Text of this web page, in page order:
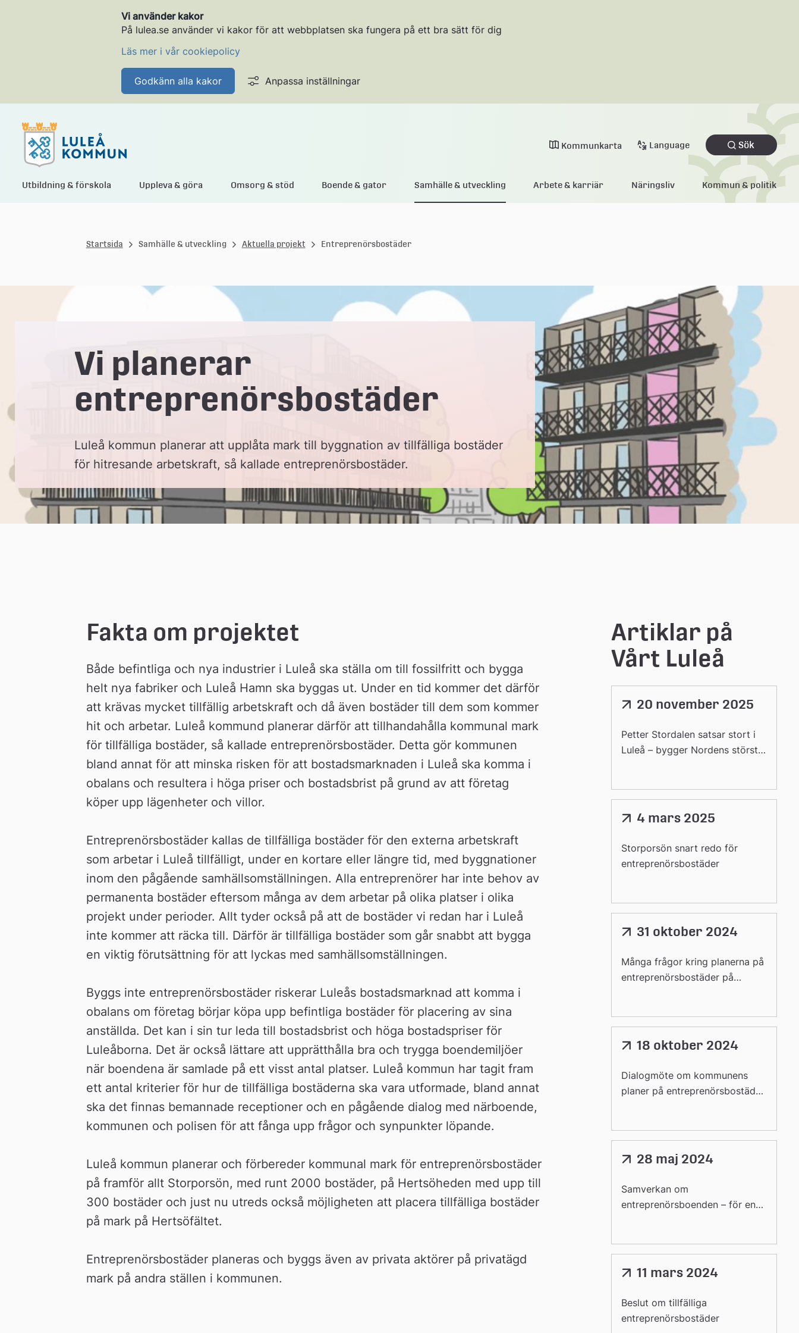
Vi använder kakor
På lulea.se använder vi kakor för att webbplatsen ska fungera på ett bra sätt för dig
Läs mer i vår cookiepolicy
Godkänn alla kakor Anpassa inställningar
L
e
u
Kommunkarta Language Sök
Utbildning & förskola Uppleva & göra Omsorg & stöd Boende & gator Samhälle & utveckling Arbete & karriär Näringsliv Kommun & politik
Startsida Samhälle & utveckling Aktuella projekt Entreprenörsbostäder
Vi planerar
entreprenörsbostäder
Luleå kommun planerar att upplåta mark till byggnation av tillfälliga bostäder
för hitresande arbetskraft, så kallade entreprenörsbostäder.
Fakta om projektet
Både befintliga och nya industrier i Luleå ska ställa om till fossilfritt och bygga
helt nya fabriker och Luleå Hamn ska byggas ut. Under en tid kommer det därför
att krävas mycket tillfällig arbetskraft och då även bostäder till dem som kommer
hit och arbetar. Luleå kommund planerar därför att tillhandahålla kommunal mark
för tillfälliga bostäder, så kallade entreprenörsbostäder. Detta gör kommunen
bland annat för att minska risken för att bostadsmarknaden i Luleå ska komma i
obalans och resultera i höga priser och bostadsbrist på grund av att företag
köper upp lägenheter och villor.
Entreprenörsbostäder kallas de tillfälliga bostäder för den externa arbetskraft
som arbetar i Luleå tillfälligt, under en kortare eller längre tid, med byggnationer
inom den pågående samhällsomställningen. Alla entreprenörer har inte behov av
permanenta bostäder eftersom många av dem arbetar på olika platser i olika
projekt under perioder. Allt tyder också på att de bostäder vi redan har i Luleå
inte kommer att räcka till. Därför är tillfälliga bostäder som går snabbt att bygga
en viktig förutsättning för att lyckas med samhällsomställningen.
Byggs inte entreprenörsbostäder riskerar Luleås bostadsmarknad att komma i
obalans om företag börjar köpa upp befintliga bostäder för placering av sina
anställda. Det kan i sin tur leda till bostadsbrist och höga bostadspriser för
Luleåborna. Det är också lättare att upprätthålla bra och trygga boendemiljöer
när boendena är samlade på ett visst antal platser. Luleå kommun har tagit fram
ett antal kriterier för hur de tillfälliga bostäderna ska vara utformade, bland annat
ska det finnas bemannade receptioner och en pågående dialog med närboende,
kommunen och polisen för att fånga upp frågor och synpunkter löpande.
Luleå kommun planerar och förbereder kommunal mark för entreprenörsbostäder
på framför allt Storporsön, med runt 2000 bostäder, på Hertsöheden med upp till
300 bostäder och just nu utreds också möjligheten att placera tillfälliga bostäder
på mark på Hertsöfältet.
Entreprenörsbostäder planeras och byggs även av privata aktörer på privatägd
mark på andra ställen i kommunen.
Artiklar på
Vårt Luleå
Länk
extern
webbplats
20 november 2025
Petter Stordalen satsar stort i
Luleå – bygger Nordens största
Länk
extern
webbplats
4 mars 2025
Storporsön snart redo för
entreprenörsbostäder
Länk
extern
webbplats
31 oktober 2024
Många frågor kring planerna på
entreprenörsbostäder på
Länk
extern
webbplats
18 oktober 2024
Dialogmöte om kommunens
planer på entreprenörsbostäder
Länk
extern
webbplats
28 maj 2024
Samverkan om
entreprenörsboenden – för en
Länk
extern
webbplats
11 mars 2024
Beslut om tillfälliga
entreprenörsbostäder